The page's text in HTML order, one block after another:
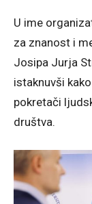
U ime
za znanost i
Josipa Jurja
istaknuvši
pokretači
društva.